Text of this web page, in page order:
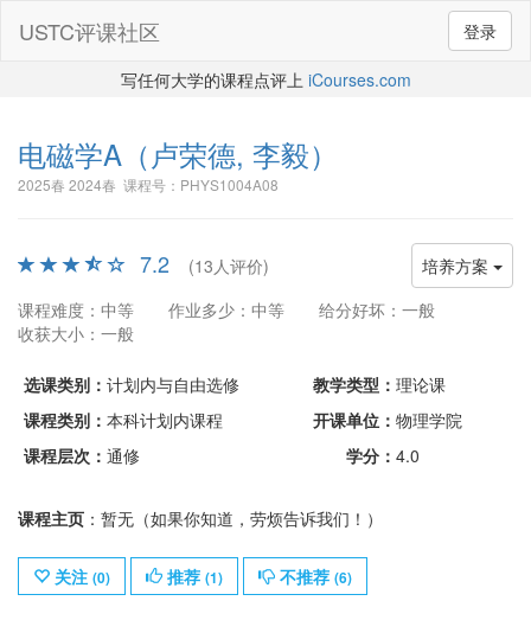
登录
USTC评课社区
写任何大学的课程点评上 iCourses.com
电磁学A （卢荣德, 李毅）
2025春 2024春 课程号：PHYS1004A08
培养方案
7.2
(13人评价)
课程难度：中等
作业多少：中等
给分好坏：一般
收获大小：一般
选课类别： 计划内与自由选修 教学类型： 理论课
课程类别： 本科计划内课程 开课单位： 物理学院
课程层次： 通修 学分： 4.0
课程主页 ：暂无（如果你知道，劳烦告诉我们！）
关注 (0) 推荐 (1) 不推荐 (6)